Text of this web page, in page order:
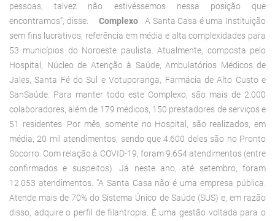
pessoas, talvez não estivéssemos nessa posição que
encontramos”, disse.Complexo A Santa Casa é uma Instituição
sem fins lucrativos, referência em média e alta complexidades para
53 municípios do Noroeste paulista. Atualmente, composta pelo
Hospital, Núcleo de Atenção à Saúde, Ambulatórios Médicos de
Jales, Santa Fé do Sul e Votuporanga, Farmácia de Alto Custo e
SanSaúde. Para manter todo este Complexo, são mais de 2.000
colaboradores, além de 179 médicos, 150 prestadores de serviços e
51 residentes. Por mês, somente no Hospital, são realizados, em
média, 20 mil atendimentos, sendo que 4.600 deles são no Pronto
Socorro. Com relação à COVID-19, foram 9.654 atendimentos (entre
confirmados e suspeitos). Já neste ano, até setembro, foram
12.053 atendimentos. “A Santa Casa não é uma empresa pública.
Atende mais de 70% do Sistema Único de Saúde (SUS) e, em razão
disso, adquire o perfil de filantropia. É uma gestão voltada para o